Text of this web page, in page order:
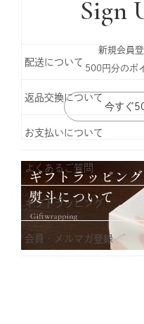
配送について
返品交換について
お支払いについて
よくあるご質問
ギフトラッビング
会員・メルマガ登録
Sign
新規会員
500円分のポ
今すぐ